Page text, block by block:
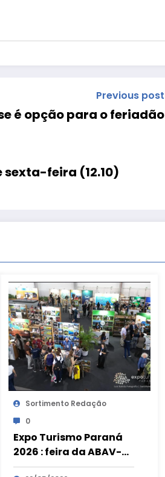
Previous post
é opção para o feriadão
sexta-feira (12.10)
Sortimento Redação
0
Expo Turismo Paraná
2026 : feira da ABAV-PR
movimenta R$ 180